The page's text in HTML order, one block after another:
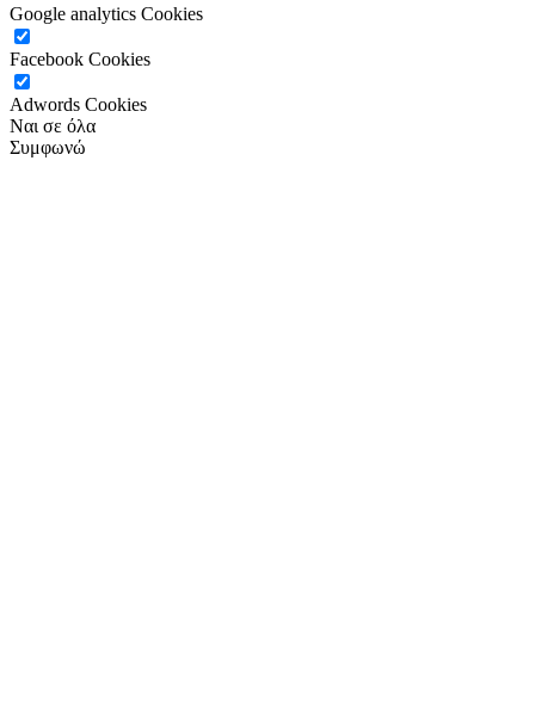
Google analytics Cookies
Facebook Cookies
Adwords Cookies
Ναι σε όλα
Συμφωνώ